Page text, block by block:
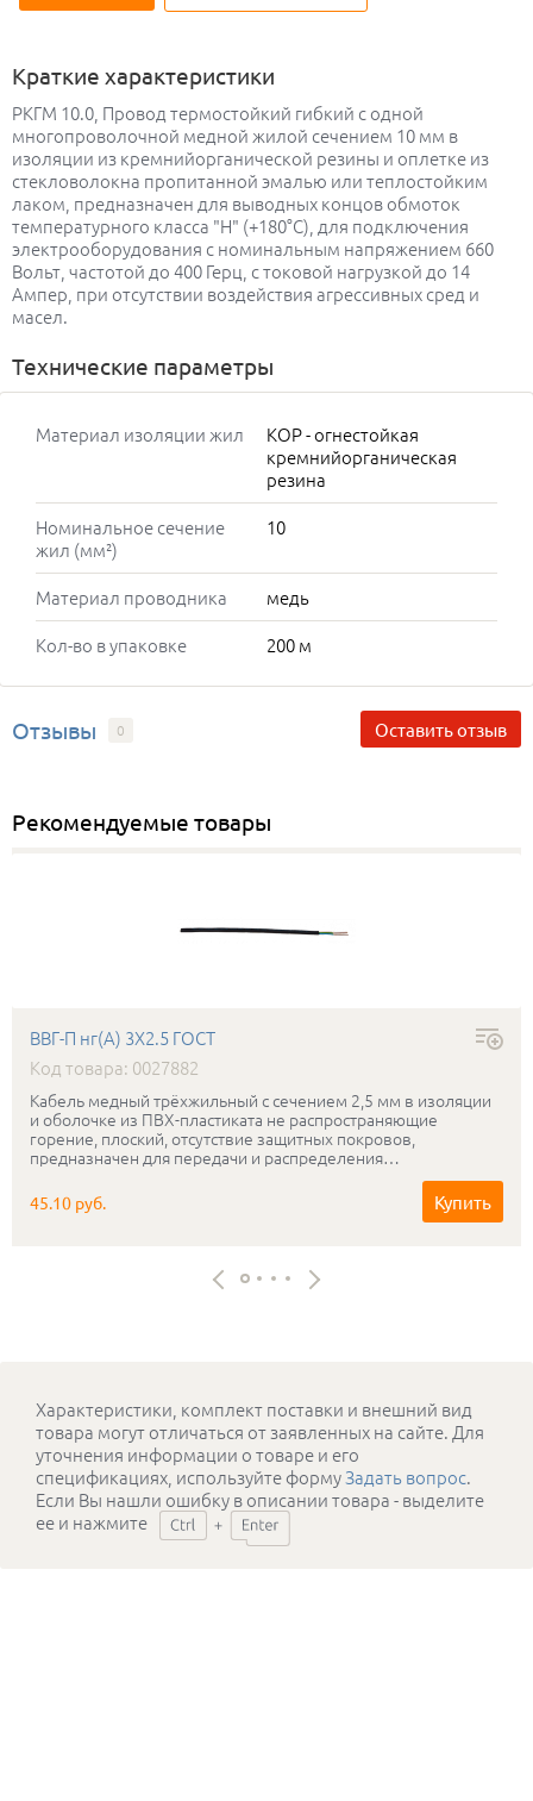
Краткие характеристики
РКГМ 10.0, Провод термостойкий гибкий с одной
многопроволочной медной жилой сечением 10 мм в
изоляции из кремнийорганической резины и оплетке из
стекловолокна пропитанной эмалью или теплостойким
лаком, предназначен для выводных концов обмоток
температурного класса "Н" (+180°С), для подключения
электрооборудования с номинальным напряжением 660
Вольт, частотой до 400 Герц, с токовой нагрузкой до 14
Ампер, при отсутствии воздействия агрессивных сред и
масел.
Технические параметры
Материал изоляции жил
КОР - огнестойкая
кремнийорганическая
резина
Номинальное сечение
жил (мм²)
10
Материал проводника
медь
Кол-во в упаковке
200 м
Отзывы 0 Оставить отзыв
Рекомендуемые товары
ВВГ-П нг(А) 3Х2.5 ГОСТ
Код товара: 0027882
Кабель медный трёхжильный с сечением 2,5 мм в изоляции
и оболочке из ПВХ-пластиката не распространяющие
горение, плоский, отсутствие защитных покровов,
предназначен для передачи и распределения
электроэнергии и электрических сигналов в стационарных
установках на номинальное переменное напряжение 660 В и
1000 В номинальной частоты 50 Гц или при постоянном
45.10 руб. Купить
Характеристики, комплект поставки и внешний вид
товара могут отличаться от заявленных на сайте. Для
уточнения информации о товаре и его
спецификациях, используйте формуЗадать вопрос.
Если Вы нашли ошибку в описании товара - выделите
ее и нажмите